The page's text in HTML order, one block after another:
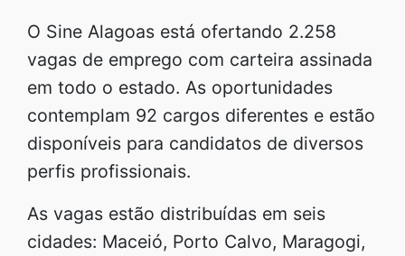
O Sine Alagoas está ofertando 2.258
vagas de emprego com carteira assinada
em todo o estado. As oportunidades
contemplam 92 cargos diferentes e estão
disponíveis para candidatos de diversos
perfis profissionais.
As vagas estão distribuídas em seis
cidades: Maceió, Porto Calvo, Maragogi,